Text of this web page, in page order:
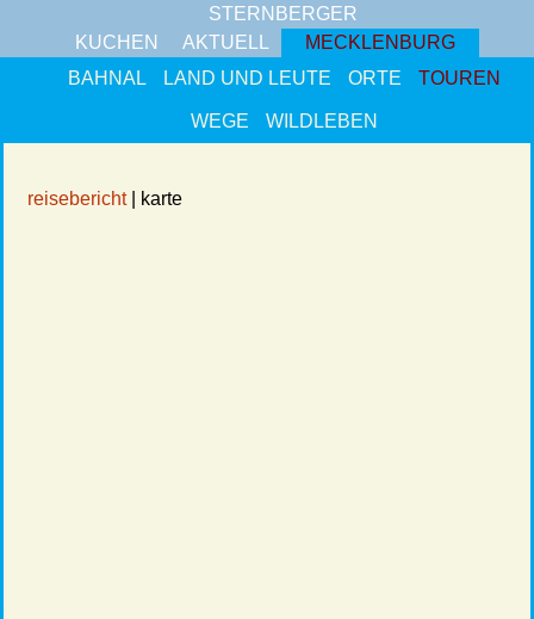
STERNBERGER
KUCHEN
AKTUELL
MECKLENBURG
BAHNAL
LAND UND LEUTE ORTE TOUREN
WEGE WILDLEBEN
reisebericht| karte